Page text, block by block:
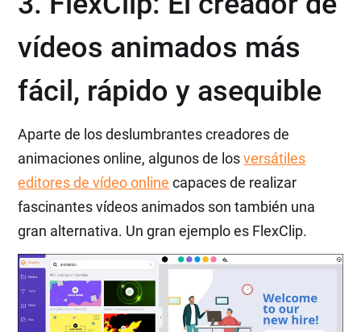
vídeos animados más
fácil, rápido y asequible
Aparte de los deslumbrantes creadores de
animaciones online, algunos de losversátiles
editores de vídeo online capaces de realizar
fascinantes vídeos animados son también una
gran alternativa. Un gran ejemplo es FlexClip.